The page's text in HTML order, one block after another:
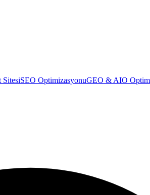
SitesiSEO OptimizasyonuGEO & AIO